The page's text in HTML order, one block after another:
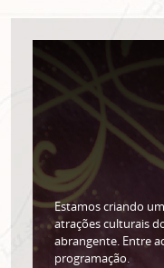
Estamos criando
atrações culturais
abrangente. Entre
programação.